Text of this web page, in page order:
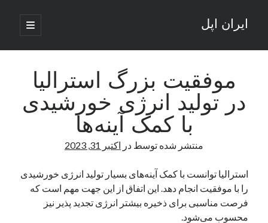
ایران اپل
باز
کردن
اصلی
نوار
کناری
نوشته‌های تازه
راه‌های اتصال موبایل و کامپیوتر به یکدیگر: تجربه‌ای یکپارچه و کاربردی
انتقاد کاربران از اتمام زودهنگام بسته‌های اینترنت ایرانسل همزمان با شرایط
ادعای نت‌بلاکس: قطعی اینترنت ایران بیش از 120 ساعت ادامه یافت؛ اتصال
کشور به حدود یک درصد رسید
قطعی اینترنت در ایران از مرز 48 ساعت گذشت!
گوشی HMD Luma با دوربین 50 مگاپیکسل و نمایشگر 120 هرتز رونمایی شد
موفقیت بزرگ استرالیا
در تولید انرژی خورشیدی
با کمک آینه‌ها
منتشر شده توسط در اکتبر 31, 2023
استرالیا توانست با کمک آینه‌های بسیار تولید انرژی خورشیدی
را با موفقیت انجام دهد. این اتفاق از این جهت مهم است که
فرصت مناسبی برای ذخیره بیشتر انرژی تجدید پذیر نیز
محسوب می‌شود.